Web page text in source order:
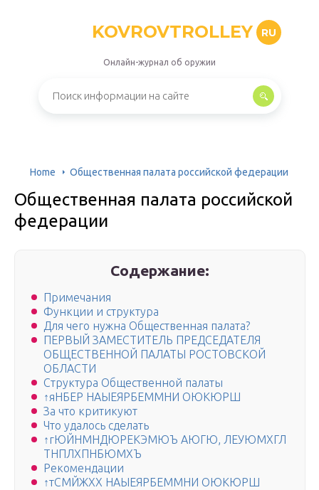
KOVROVTROLLEY RU
Онлайн-журнал об оружии
Home Общественная палата российской федерации
Общественная палата российской
федерации
Содержание:
Примечания
Функции и структура
Для чего нужна Общественная палата?
ПЕРВЫЙ ЗАМЕСТИТЕЛЬ ПРЕДСЕДАТЕЛЯ
ОБЩЕСТВЕННОЙ ПАЛАТЫ РОСТОВСКОЙ
ОБЛАСТИ
Структура Общественной палаты
↑яНБЕР НАЫЕЯРБЕММНИ ОЮКЮРШ
За что критикуют
Что удалось сделать
↑гЮЙНМНДЮРЕКЭМЮЪ АЮГЮ, ЛЕУЮМХГЛ
ТНПЛХПНБЮМХЪ
Рекомендации
↑тСМЙЖХХ НАЫЕЯРБЕММНИ ОЮКЮРШ